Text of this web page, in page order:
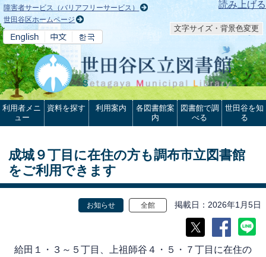
本文へ 読み上げる
障害者サービス（バリアフリーサービス）
世田谷区ホームページ
文字サイズ・背景色変更
利用者メニ
ュー
資料を探す 利用案内
各図書館案
内
図書館で調
べる
世田谷を知
る
成城９丁目に在住の方も調布市立図書館
をご利用できます
お知らせ 全館 掲載日 2026年1月5日
給田１・３～５丁目、上祖師谷４・５・７丁目に在住の